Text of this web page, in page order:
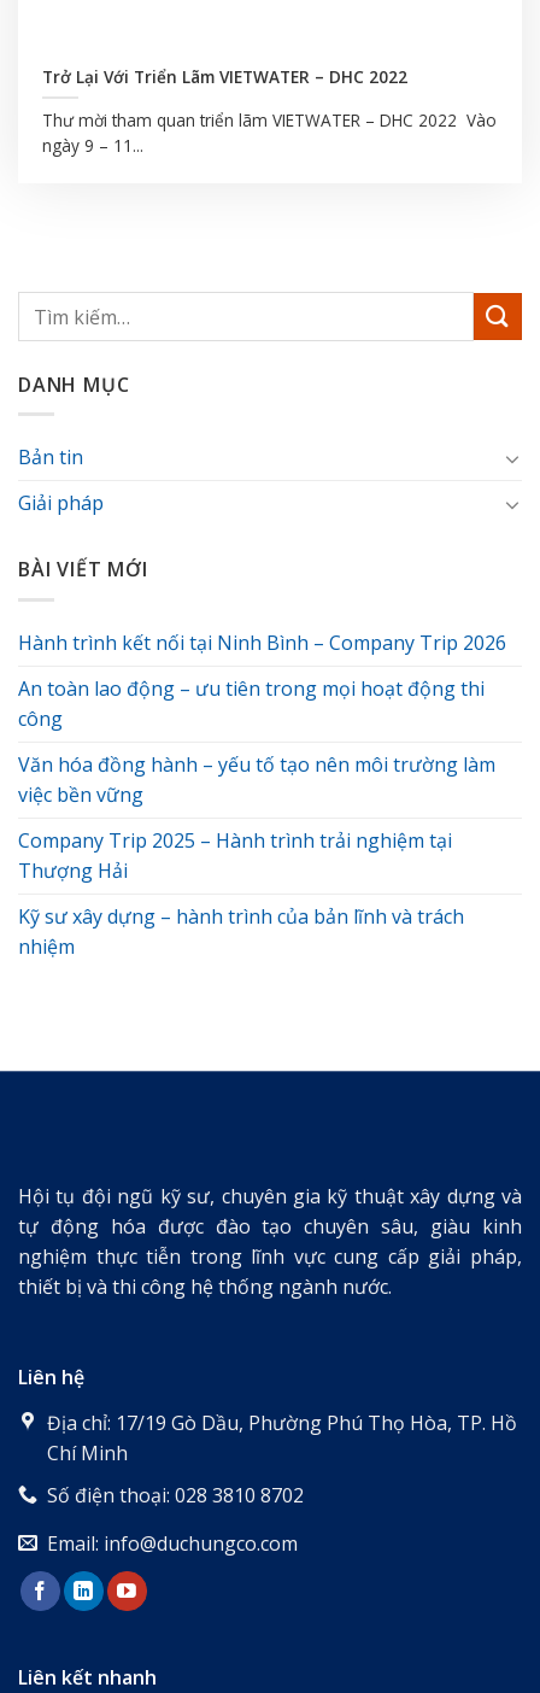
Trở Lại Với Triển Lãm VIETWATER – DHC 2022
Thư mời tham quan triển lãm VIETWATER – DHC 2022 Vào
ngày 9 – 11...
DANH MỤC
Bản tin
Giải pháp
BÀI VIẾT MỚI
Hành trình kết nối tại Ninh Bình – Company Trip 2026
An toàn lao động – ưu tiên trong mọi hoạt động thi
công
Văn hóa đồng hành – yếu tố tạo nên môi trường làm
việc bền vững
Company Trip 2025 – Hành trình trải nghiệm tại
Thượng Hải
Kỹ sư xây dựng – hành trình của bản lĩnh và trách
nhiệm
Hội tụ đội ngũ kỹ sư, chuyên gia kỹ thuật xây dựng và
tự động hóa được đào tạo chuyên sâu, giàu kinh
nghiệm thực tiễn trong lĩnh vực cung cấp giải pháp,
thiết bị và thi công hệ thống ngành nước.
Liên hệ
Địa chỉ: 17/19 Gò Dầu, Phường Phú Thọ Hòa, TP. Hồ
Chí Minh
Số điện thoại: 028 3810 8702
Email: info@duchungco.com
Liên kết nhanh